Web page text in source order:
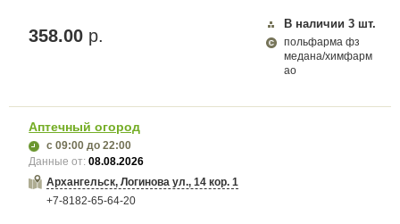
358.00 р.
В наличии 3 шт.
польфарма фз
медана/химфарм
ао
Аптечный огород
с 09:00 до 22:00
Данные от:08.08.2026
Архангельск, Логинова ул., 14 кор. 1
+7-8182-65-64-20